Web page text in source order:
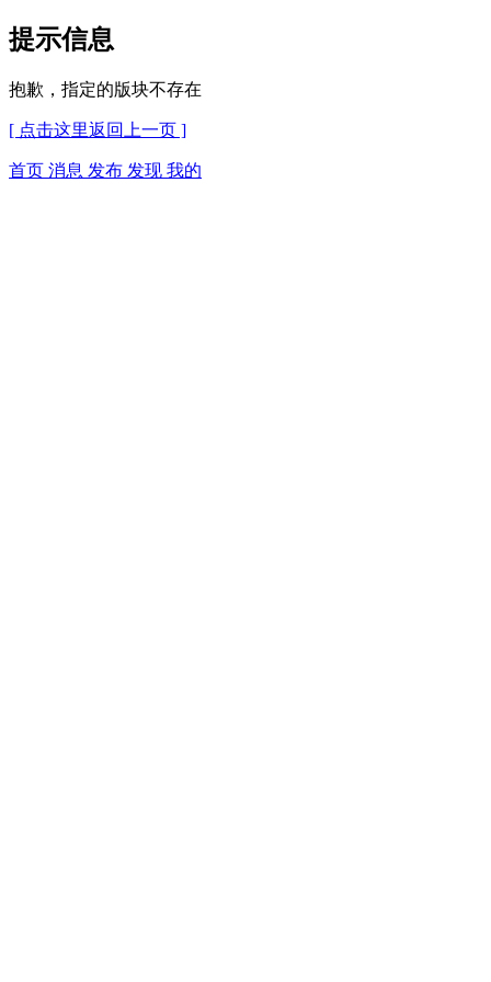
提示信息
抱歉，指定的版块不存在
[ 点击这里返回上一页 ]
首页 消息 发布 发现 我的